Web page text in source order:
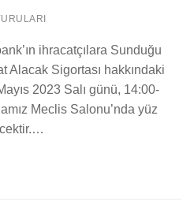
ihracatçılara Sunduğu
Alacak Sigortası hakkındaki
2023 Salı günü, 14:00-
Meclis Salonu’nda yüz